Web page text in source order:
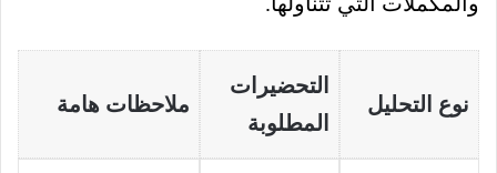
نوع التحليل
التحضيرات
المطلوبة
ملاحظات هامة